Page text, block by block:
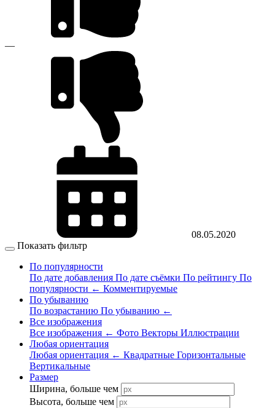
—
08.05.2020
Показать фильтр
По популярности
По дате добавления По дате съёмки По рейтингу По
популярности ← Комментируемые
По убыванию
По возрастанию По убыванию ←
Все изображения
Все изображения ← Фото Векторы Иллюстрации
Любая ориентация
Любая ориентация ← Квадратные Горизонтальные
Вертикальные
Размер
Ширина, больше чем
Высота, больше чем